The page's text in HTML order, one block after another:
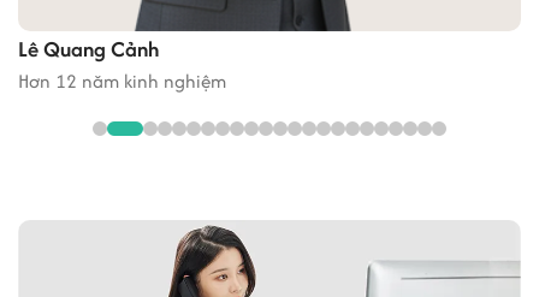
Lê Quang Cảnh
Hơn 12 năm kinh nghiệm